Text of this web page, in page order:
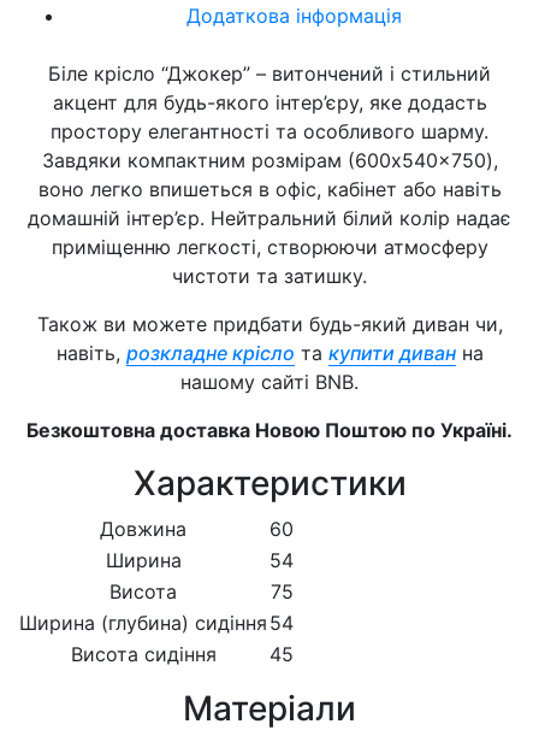
Додаткова інформація
Біле крісло “Джокер” – витончений і стильний
акцент для будь-якого інтер’єру, яке додасть
простору елегантності та особливого шарму.
Завдяки компактним розмірам (600x540x750),
воно легко впишеться в офіс, кабінет або навіть
домашній інтер’єр. Нейтральний білий колір надає
приміщенню легкості, створюючи атмосферу
чистоти та затишку.
Також ви можете придбати будь-який диван чи,
навіть, розкладне крісло та купити диванна
нашому сайті BNB.
Безкоштовна доставка Новою Поштою по Україні.
Характеристики
Довжина
60
Ширина
54
Висота
75
Ширина (глубина) сидіння 54
Висота сидіння
45
Матеріали